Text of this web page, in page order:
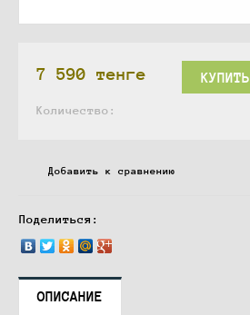
7 590 тенге КУПИТЬ
Количество:
Добавить к сравнению
Поделиться:
ОПИСАНИЕ